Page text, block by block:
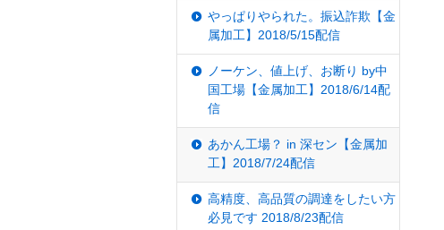
やっぱりやられた。振込詐欺【金
属加工】2018/5/15配信
ノーケン、値上げ、お断り by中
国工場【金属加工】2018/6/14配
信
あかん工場？ in 深セン【金属加
工】2018/7/24配信
高精度、高品質の調達をしたい方
必見です 2018/8/23配信